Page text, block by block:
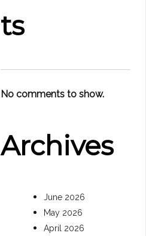
ts
No comments to show.
Archives
June 2026
May 2026
April 2026